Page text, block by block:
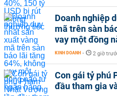
Doanh nghiệp
mã trên sàn
vay một đồng
KINH DOANH - 2 giờ
Con gái tỷ phú
đầu tham gia